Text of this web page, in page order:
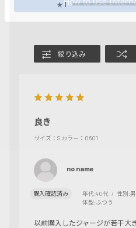
★ 1
絞り込み
良き
サイズ：S カラー：0601
no name
購入確認済み 年代:40代 性別:
体型:ふつう
以前購入したジャージが若干大